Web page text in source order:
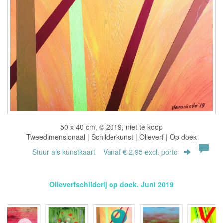
50 x 40 cm, © 2019, niet te koop
Tweedimensionaal | Schilderkunst | Olieverf | Op doek
Stuur als kunstkaart Vanaf € 2,95 excl. porto
Olieverfschilderij op doek. Juni 2019